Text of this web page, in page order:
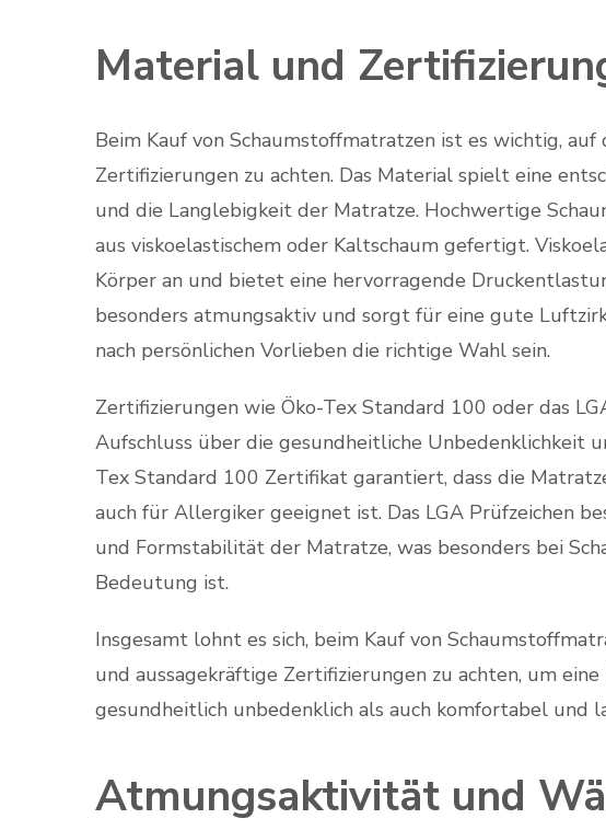
Material und
Beim Kauf von Schaumstoffmatratzen ist es wichtig, auf
Zertifizierungen zu achten. Das Material spielt eine
und die Langlebigkeit der Matratze. Hochwertige
aus viskoelastischem oder Kaltschaum gefertigt.
Körper an und bietet eine hervorragende
besonders atmungsaktiv und sorgt für eine gute
nach persönlichen Vorlieben die richtige Wahl sein.
Zertifizierungen wie Öko-Tex Standard 100 oder das
Aufschluss über die gesundheitliche Unbedenklichkeit
Tex Standard 100 Zertifikat garantiert, dass die
auch für Allergiker geeignet ist. Das LGA Prüfzeichen
und Formstabilität der Matratze, was besonders bei
Bedeutung ist.
Insgesamt lohnt es sich, beim Kauf von
und aussagekräftige Zertifizierungen zu achten, um
gesundheitlich unbedenklich als auch komfortabel und
Atmungsaktivität und